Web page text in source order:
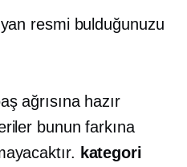
resmi bulduğunuzu
ağrısına hazır
bunun farkına
kategori